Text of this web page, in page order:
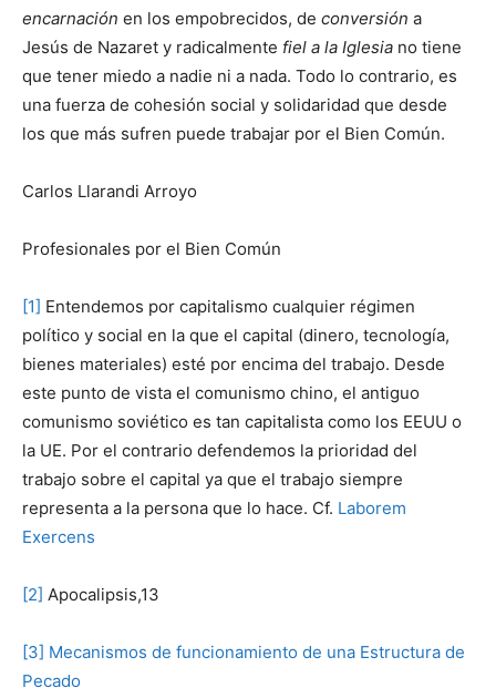
encarnación en los empobrecidos, de conversión a
Jesús de Nazaret y radicalmente fiel a la Iglesia no tiene
que tener miedo a nadie ni a nada. Todo lo contrario, es
una fuerza de cohesión social y solidaridad que desde
los que más sufren puede trabajar por el Bien Común.
Carlos Llarandi Arroyo
Profesionales por el Bien Común
[1] Entendemos por capitalismo cualquier régimen
político y social en la que el capital (dinero, tecnología,
bienes materiales) esté por encima del trabajo. Desde
este punto de vista el comunismo chino, el antiguo
comunismo soviético es tan capitalista como los EEUU o
la UE. Por el contrario defendemos la prioridad del
trabajo sobre el capital ya que el trabajo siempre
representa a la persona que lo hace. Cf. Laborem
Exercens
[2] Apocalipsis,13
[3] Mecanismos de funcionamiento de una Estructura de
Pecado